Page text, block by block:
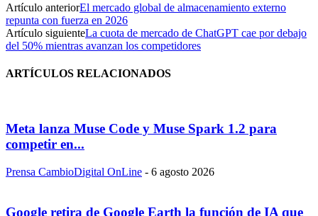
Artículo anteriorEl mercado global de almacenamiento externo
repunta con fuerza en 2026
Artículo siguienteLa cuota de mercado de ChatGPT cae por debajo
del 50% mientras avanzan los competidores
ARTÍCULOS RELACIONADOS
Meta lanza Muse Code y Muse Spark 1.2 para
competir en...
Prensa CambioDigital OnLine - 6 agosto 2026
Google retira de Google Earth la función de IA que